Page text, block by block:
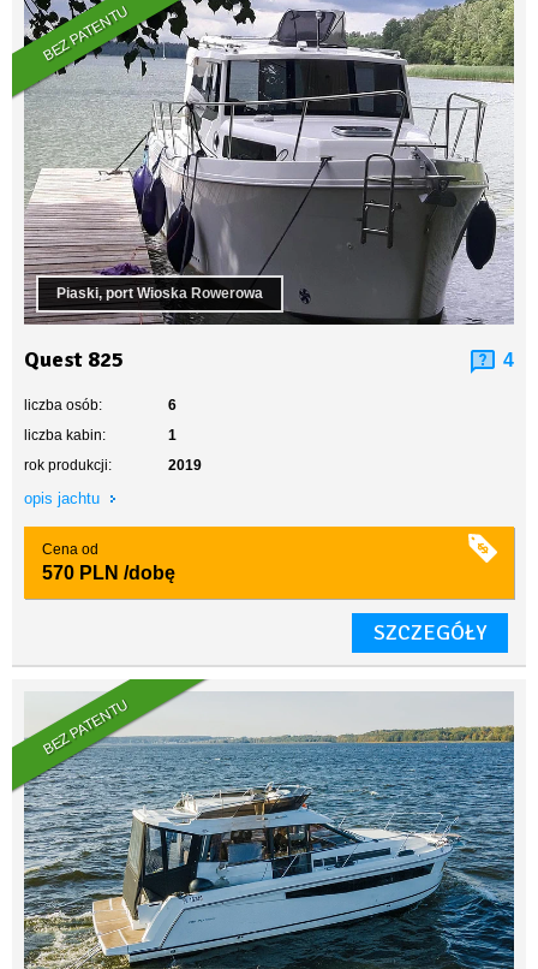
BEZ PATENTU
Piaski, port Wioska Rowerowa
Quest 825 4
liczba osób:
6
liczba kabin:
1
rok produkcji:
2019
opis jachtu
Cena od
570 PLN /dobę
SZCZEGÓŁY
BEZ PATENTU